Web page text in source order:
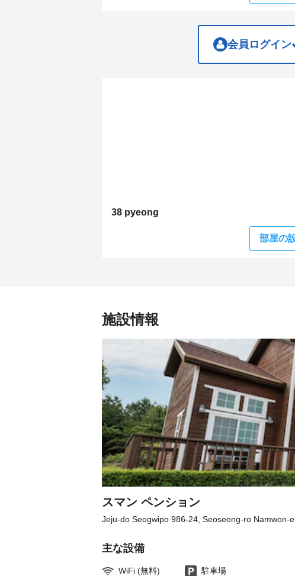
shortcuts
for
changing
会員ログイン
38 pyeong
部屋の
施設情報
スマン ペンション
Jeju-do Seogwipo 986-24, Seoseong-ro Namwon-
主な設備
WiFi (無料) 駐車場